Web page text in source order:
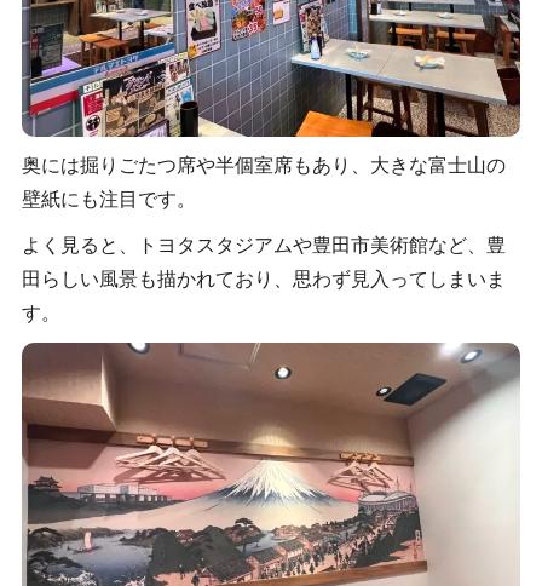
奥には掘りごたつ席や半個室席もあり、大きな富士山の
壁紙にも注目です。
よく見ると、トヨタスタジアムや豊田市美術館など、豊
田らしい風景も描かれており、思わず見入ってしまいま
す。